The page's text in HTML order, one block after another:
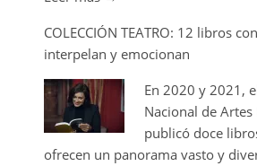
COLECCIÓN TEATRO: 12 libros
interpelan y emocionan
En 2020 y 2021,
Nacional de Artes
publicó doce
ofrecen un panorama vasto y